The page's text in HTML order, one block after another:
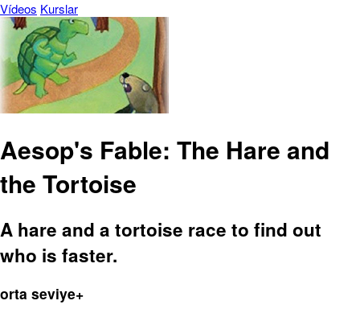
Vídeos Kurslar
Aesop's Fable: The Hare and
the Tortoise
A hare and a tortoise race to find out
who is faster.
orta seviye+